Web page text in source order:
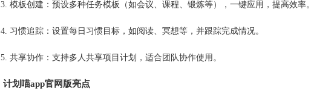
3. 模板创建：预设多种任务模板（如会议、课程、锻炼等），一键应用，提高效率。
4. 习惯追踪：设置每日习惯目标，如阅读、冥想等，并跟踪完成情况。
5. 共享协作：支持多人共享项目计划，适合团队协作使用。
计划喵app官网版亮点